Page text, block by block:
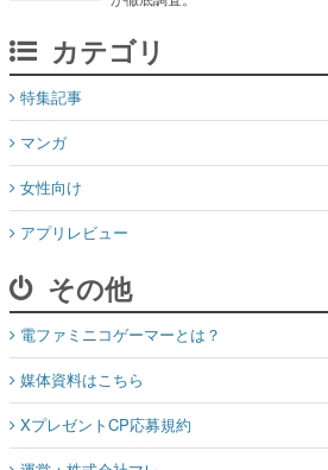
カテゴリ
特集記事
マンガ
女性向け
アプリレビュー
その他
電ファミニコゲーマーとは？
媒体資料はこちら
XプレゼントCP応募規約